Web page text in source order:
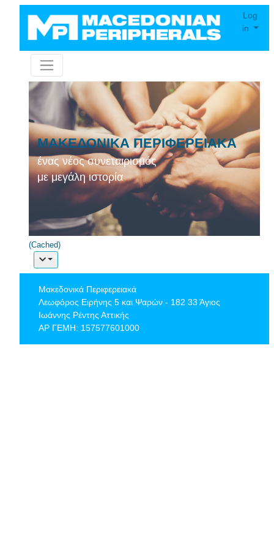
Log
in
ΜΑΚΕΔΟΝΙΚΑ ΠΕΡΙΦΕΡΕΙΑΚΑ
ένας νέος συνεταιρισμός
με μεγάλη ιστορία
(Cached)
Μακεδονικά Περιφερειακά
Λεωφόρος Ειρήνης 5 και Ψαρών - 182 33 Άγιος
Ιωάννης Ρέντης Αττικής
ΑΡ ΓΕΜΗ: 157577601000